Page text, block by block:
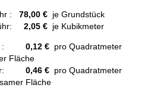
: 78,00 €je Grundstück
2,05 €je Kubikmeter
: 0,12 €pro Quadratmeter
Fläche
0,46 € pro Quadratmeter
Fläche